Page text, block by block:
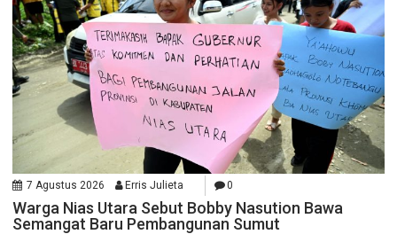
7 Agustus 2026 Erris Julieta 0
Warga Nias Utara Sebut Bobby Nasution Bawa
Semangat Baru Pembangunan Sumut